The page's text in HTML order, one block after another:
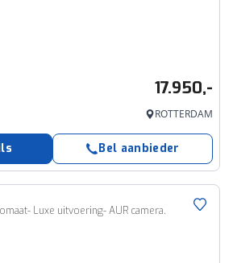
17.950,-
ROTTERDAM
Bel aanbieder
Luxe uitvoering- AUR camera.